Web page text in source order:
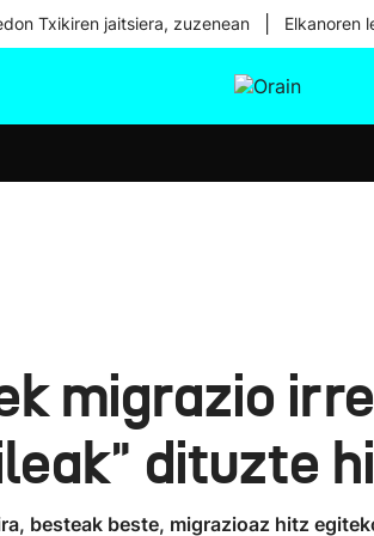
Txikiren jaitsiera, zuzenean Elkanoren
migrazio
dituzte
besteak beste, migrazioaz hitz